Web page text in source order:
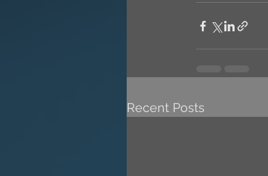
Recent Posts